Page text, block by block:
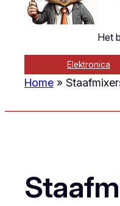
Het
Elektronica
Home »